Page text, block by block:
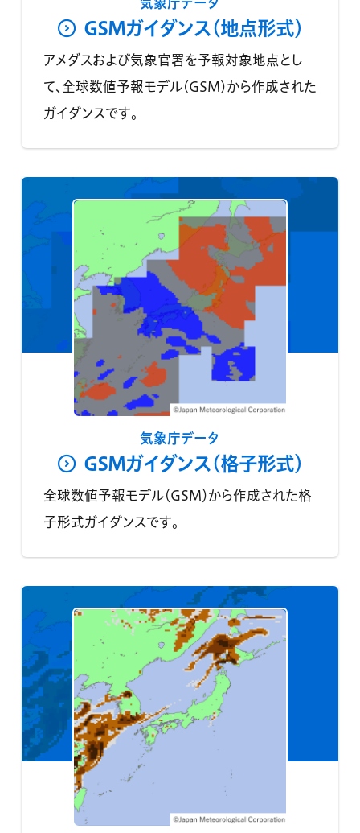
GSMガイダンス(地点形式）
アメダスおよび気象官署を予報対象地点とし
て、全球数値予報モデル(GSM)から作成された
ガイダンスです。
気象庁データ
GSMガイダンス(格子形式）
全球数値予報モデル（GSM）から作成された格
子形式ガイダンスです。